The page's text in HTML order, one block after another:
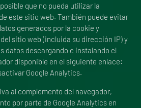
que no pueda utilizar la
este sitio web. También puede evitar
generados por la cookie y
sitio web (incluida su dirección IP) y
datos descargando e instalando el
disponible en el siguiente enlace:
Google Analytics.
al complemento del navegador,
por parte de Google Analytics en